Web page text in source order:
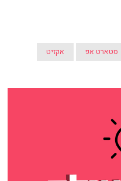
סטארט אפ אקזיט